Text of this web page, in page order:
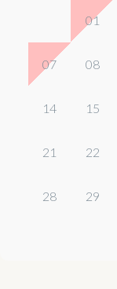
01
07 08
14 15
21 22
28 29